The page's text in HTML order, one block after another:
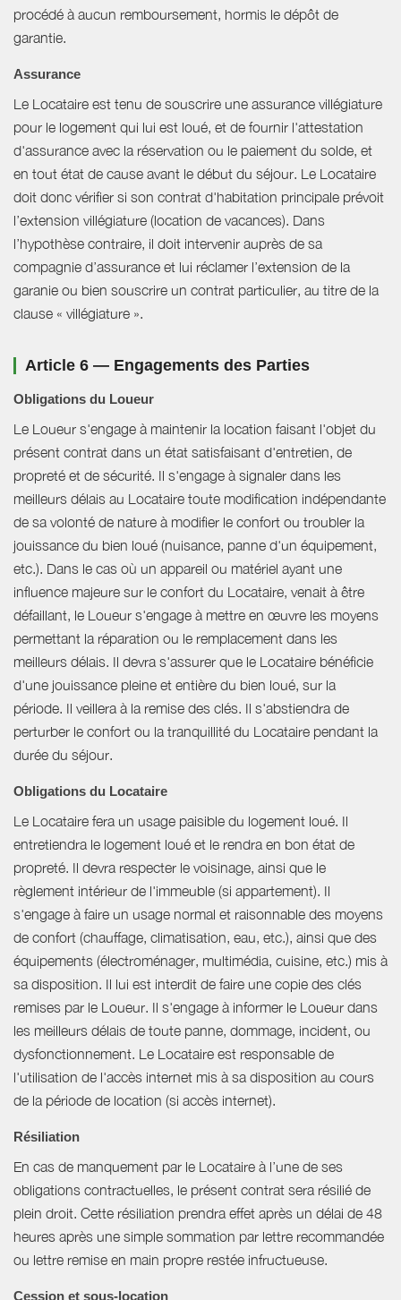
procédé à aucun remboursement, hormis le dépôt de
garantie.
Assurance
Le Locataire est tenu de souscrire une assurance villégiature
pour le logement qui lui est loué, et de fournir l'attestation
d'assurance avec la réservation ou le paiement du solde, et
en tout état de cause avant le début du séjour. Le Locataire
doit donc vérifier si son contrat d'habitation principale prévoit
l’extension villégiature (location de vacances). Dans
l’hypothèse contraire, il doit intervenir auprès de sa
compagnie d’assurance et lui réclamer l’extension de la
garanie ou bien souscrire un contrat particulier, au titre de la
clause « villégiature ».
Article 6 — Engagements des Parties
Obligations du Loueur
Le Loueur s'engage à maintenir la location faisant l'objet du
présent contrat dans un état satisfaisant d'entretien, de
propreté et de sécurité. Il s'engage à signaler dans les
meilleurs délais au Locataire toute modification indépendante
de sa volonté de nature à modifier le confort ou troubler la
jouissance du bien loué (nuisance, panne d'un équipement,
etc.). Dans le cas où un appareil ou matériel ayant une
influence majeure sur le confort du Locataire, venait à être
défaillant, le Loueur s'engage à mettre en œuvre les moyens
permettant la réparation ou le remplacement dans les
meilleurs délais. Il devra s'assurer que le Locataire bénéficie
d'une jouissance pleine et entière du bien loué, sur la
période. Il veillera à la remise des clés. Il s'abstiendra de
perturber le confort ou la tranquillité du Locataire pendant la
durée du séjour.
Obligations du Locataire
Le Locataire fera un usage paisible du logement loué. Il
entretiendra le logement loué et le rendra en bon état de
propreté. Il devra respecter le voisinage, ainsi que le
règlement intérieur de l'immeuble (si appartement). Il
s'engage à faire un usage normal et raisonnable des moyens
de confort (chauffage, climatisation, eau, etc.), ainsi que des
équipements (électroménager, multimédia, cuisine, etc.) mis à
sa disposition. Il lui est interdit de faire une copie des clés
remises par le Loueur. Il s'engage à informer le Loueur dans
les meilleurs délais de toute panne, dommage, incident, ou
dysfonctionnement. Le Locataire est responsable de
l'utilisation de l'accès internet mis à sa disposition au cours
de la période de location (si accès internet).
Résiliation
En cas de manquement par le Locataire à l’une de ses
obligations contractuelles, le présent contrat sera résilié de
plein droit. Cette résiliation prendra effet après un délai de 48
heures après une simple sommation par lettre recommandée
ou lettre remise en main propre restée infructueuse.
Cession et sous-location